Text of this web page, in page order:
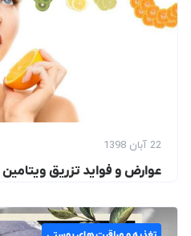
22 آبان 1398
عوارض و فواید تزریق